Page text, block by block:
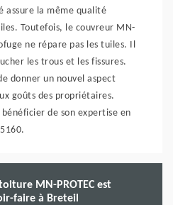
assure la même qualité
Toutefois, le couvreur MN-
ne répare pas les tuiles. Il
les trous et les fissures.
donner un nouvel aspect
goûts des propriétaires.
de son expertise en
MN-PROTEC est
faire à Breteil